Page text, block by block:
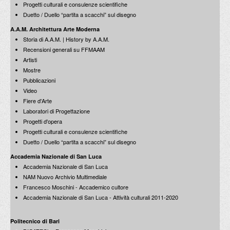
Controcanti. Architettura e città in Italia 1962-1974
di Fabrizio Paone
Marsilio | IUAV / agosto 2009
Alighiero&Boetti: Mettere all'arte il Mondo 1993-1962
a cura di Achille Bonito Oliva
Electa / febbraio 2009
Donne di Roma
a cura di Giuseppe Cerasa
Nero / gennaio 2009
Notes on Drawn Architecture / Annotazioni
sull'Architettura disegnata
by / di Lino Sinibaldi
Urbanistica, n.124, maggio-agosto / 2004
Ettore Sordini
a cura di Antonio Capaccio e Ettore Sordini
CERP Edizioni / luglio 2003
Segno, disegno e progetto nell'architettura italiana del
A.A.M. Architettura Arte Moderna
Progetti culturali e consulenze scientifiche
Duetto / Duello “partita a scacchi” sul disegno
A.A.M. Architettura Arte Moderna
Storia di A.A.M. | History by A.A.M.
Recensioni generali su FFMAAM
Artisti
Mostre
Pubblicazioni
Video
Fiere d'Arte
Laboratori di Progettazione
Progetti d'opera
Progetti culturali e consulenze scientifiche
Duetto / Duello “partita a scacchi” sul disegno
Accademia Nazionale di San Luca
Accademia Nazionale di San Luca
NAM Nuovo Archivio Multimediale
Francesco Moschini - Accademico cultore
Accademia Nazionale di San Luca - Attività culturali 2011-2020
Politecnico di Bari